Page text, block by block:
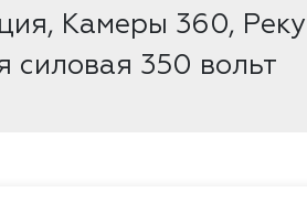
Камеры 360,
силовая 350 вольт